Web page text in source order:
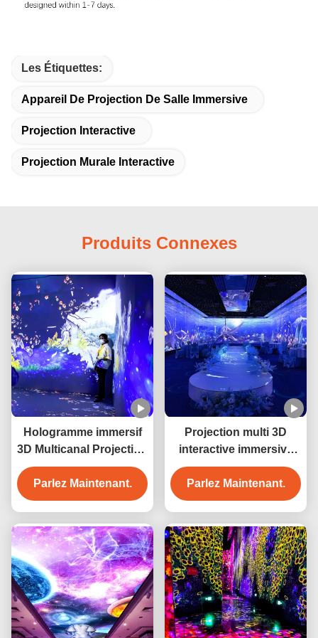
Les Étiquettes:
Appareil De Projection De Salle Immersive
Projection Interactive
Projection Murale Interactive
Produits Connexes
Hologramme immersif
3D Multicanal Projection
de plancher pour hôtel
Parlez Maintenant.
Projection multi 3D
interactive immersive
Projecteur
holographique
Parlez Maintenant.